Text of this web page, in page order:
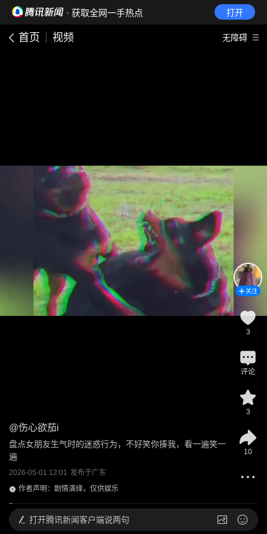
· 获取全网一手热点 打开
首页 视频 无障碍
@伤心欲茄i
盘点女朋友生气时的迷惑行为，不好笑你揍我，看一遍笑一
遍
2026-05-01 12:01 发布于广东
作者声明：剧情演绎，仅供娱乐
关注
3
评论
3
10
打开腾讯新闻客户端说两句